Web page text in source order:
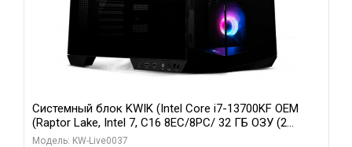
Системный блок KWIK (Intel Core i7-13700KF OEM
(Raptor Lake, Intel 7, C16 8EC/8PC/ 32 ГБ ОЗУ (2
модуля)/ Gigabyte RTX5070 AERO OC 12GB GDDR7
Модель: KW-Live0037